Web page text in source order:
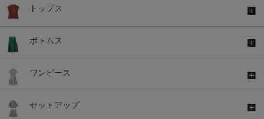
トップス
ボトムス
ワンピース
セットアップ